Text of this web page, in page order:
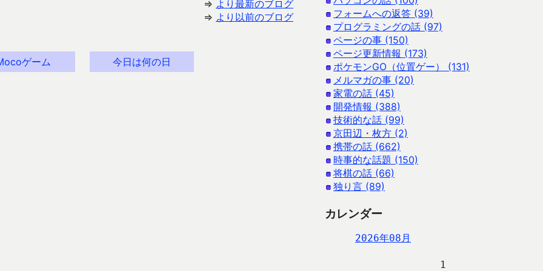
⇒ より最新のブログ
⇒ より以前のブログ
ゲーム 今日は何の日
フォームへの返答 (39)
プログラミングの話 (97)
ページの事 (150)
ページ更新情報 (173)
ポケモンGO（位置ゲー） (131)
メルマガの事 (20)
家電の話 (45)
開発情報 (388)
技術的な話 (99)
京田辺・枚方 (2)
携帯の話 (662)
時事的な話題 (150)
将棋の話 (66)
独り言 (89)
カレンダー
2026年08月
                   1